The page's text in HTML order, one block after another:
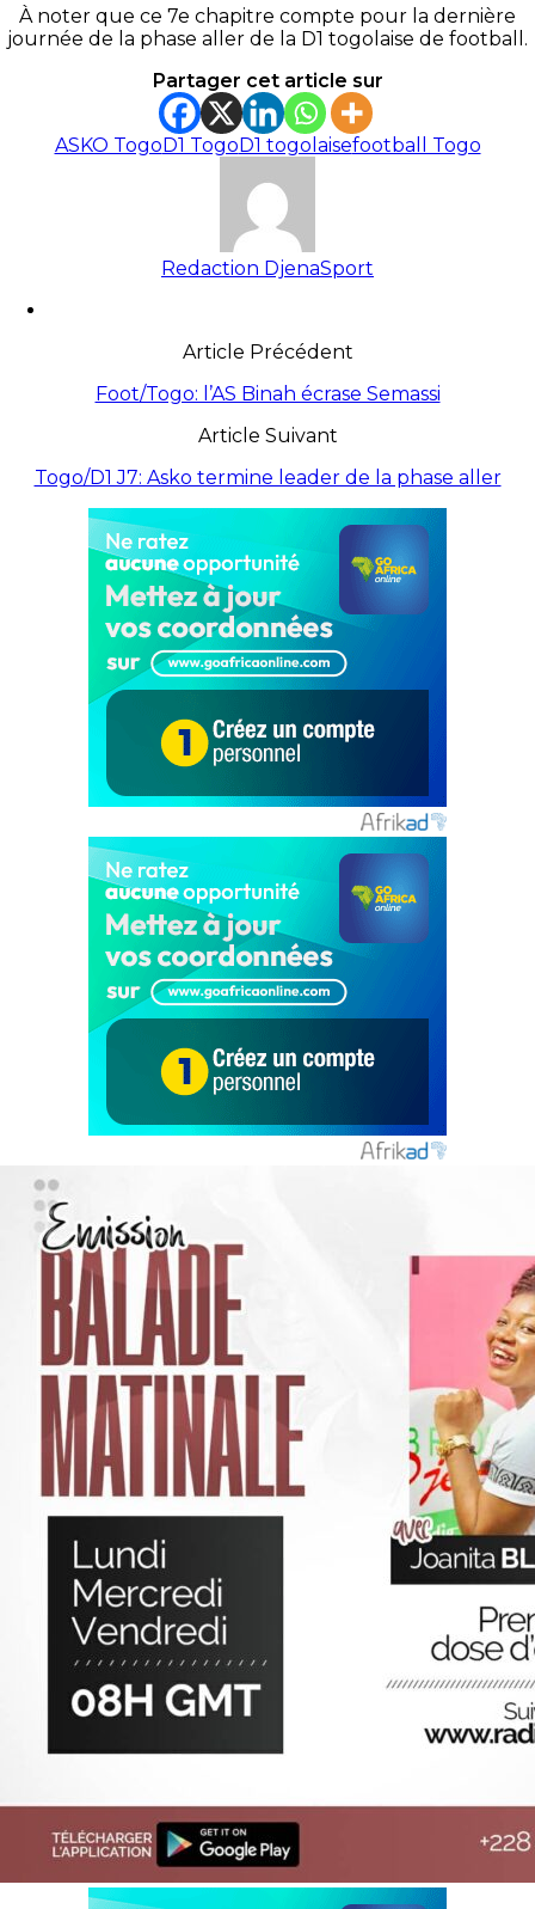
À noter que ce 7e chapitre compte pour la dernière
journée de la phase aller de la D1 togolaise de football.
Partager cet article sur
ASKO TogoD1 TogoD1 togolaisefootball Togo
Redaction DjenaSport
Article Précédent
Foot/Togo: l’AS Binah écrase Semassi
Article Suivant
Togo/D1 J7: Asko termine leader de la phase aller